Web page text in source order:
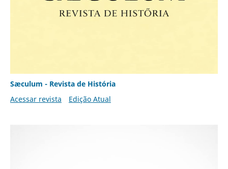
Sæculum - Revista de História
Acessar revista
Edição Atual